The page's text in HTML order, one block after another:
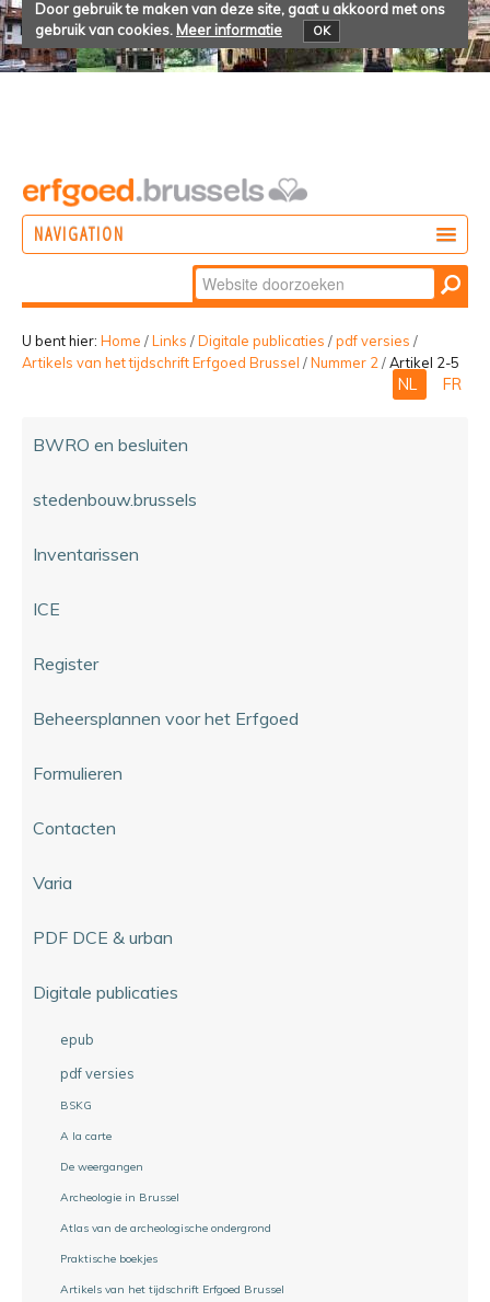
Door gebruik te maken van deze site, gaat u akkoord met ons
gebruik van cookies. Meer informatie OK
NAVIGATION
BELEVEN
Zoek
Geavanceerd
zoeken...
U bent hier: Home /Links /Digitale publicaties /pdf versies /
Artikels van het tijdschrift Erfgoed Brussel /Nummer 2 /Artikel 2-5
NL FR
BWRO en besluiten
stedenbouw.brussels
Inventarissen
ICE
Register
Beheersplannen voor het Erfgoed
Formulieren
Contacten
Varia
PDF DCE & urban
Digitale publicaties
epub
pdf versies
BSKG
A la carte
De weergangen
Archeologie in Brussel
Atlas van de archeologische ondergrond
Praktische boekjes
Artikels van het tijdschrift Erfgoed Brussel